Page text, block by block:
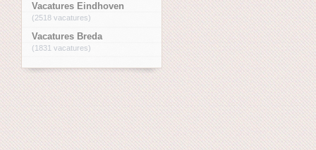
Vacatures Eindhoven
(2518 vacatures)
Vacatures Breda
(1831 vacatures)